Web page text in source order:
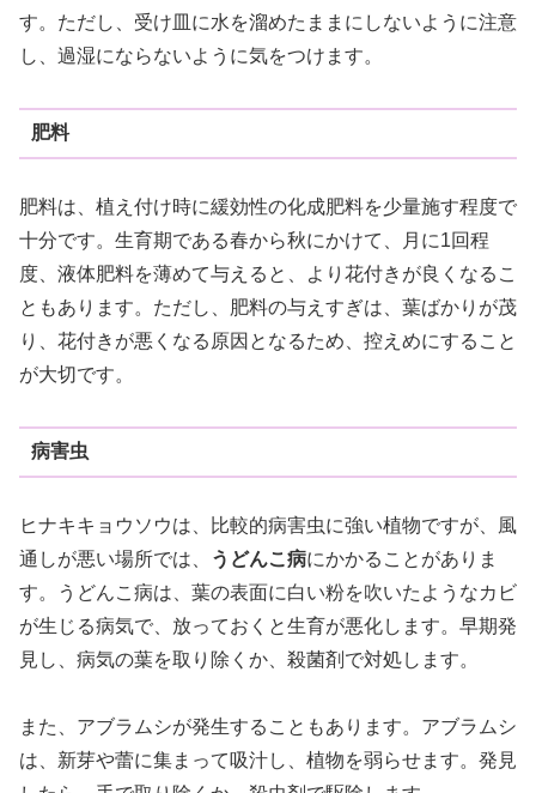
す。ただし、受け皿に水を溜めたままにしないように注意
し、過湿にならないように気をつけます。
肥料
肥料は、植え付け時に緩効性の化成肥料を少量施す程度で
十分です。生育期である春から秋にかけて、月に1回程
度、液体肥料を薄めて与えると、より花付きが良くなるこ
ともあります。ただし、肥料の与えすぎは、葉ばかりが茂
り、花付きが悪くなる原因となるため、控えめにすること
が大切です。
病害虫
ヒナキキョウソウは、比較的病害虫に強い植物ですが、風
通しが悪い場所では、
うどんこ病にかかることがありま
す。うどんこ病は、葉の表面に白い粉を吹いたようなカビ
が生じる病気で、放っておくと生育が悪化します。早期発
見し、病気の葉を取り除くか、殺菌剤で対処します。
また、アブラムシが発生することもあります。アブラムシ
は、新芽や蕾に集まって吸汁し、植物を弱らせます。発見